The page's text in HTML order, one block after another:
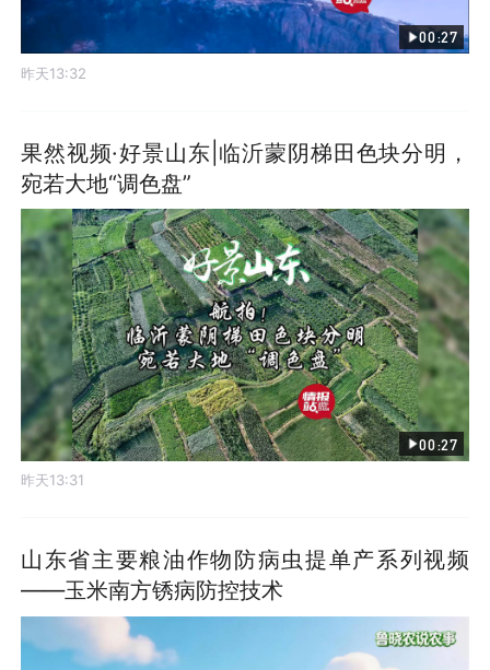
00:27
昨天13:32
果然视频·好景山东|临沂蒙阴梯田色块分明，
宛若大地“调色盘”
00:27
昨天13:31
山东省主要粮油作物防病虫提单产系列视频
——玉米南方锈病防控技术